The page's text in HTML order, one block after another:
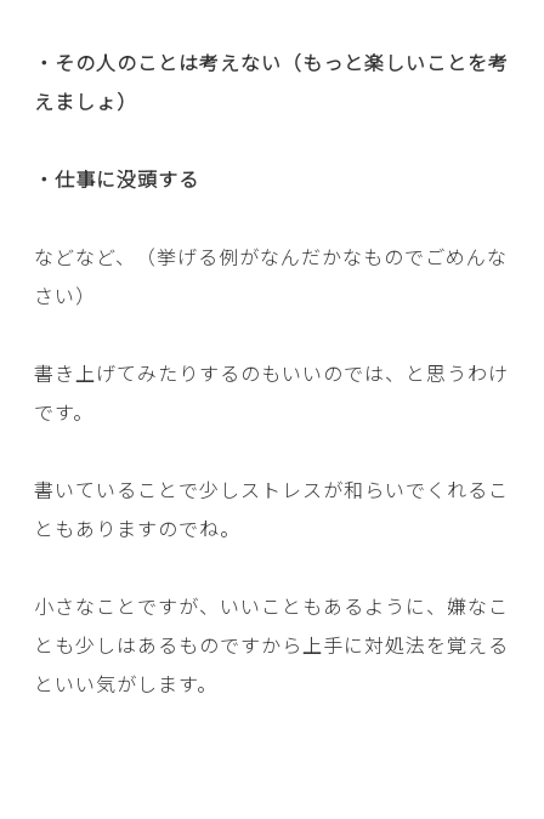
・その人のことは考えない（もっと楽しいことを考
えましょ）
・仕事に没頭する
などなど、（挙げる例がなんだかなものでごめんな
さい）
書き上げてみたりするのもいいのでは、と思うわけ
です。
書いていることで少しストレスが和らいでくれるこ
ともありますのでね。
小さなことですが、いいこともあるように、嫌なこ
とも少しはあるものですから上手に対処法を覚える
といい気がします。